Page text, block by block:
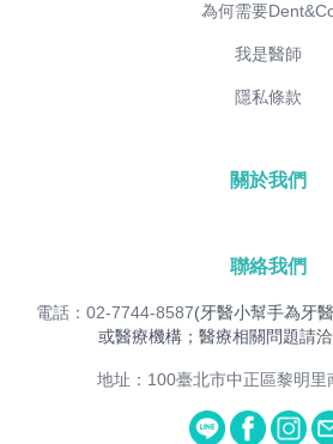
為何需要
我是醫師
隱私條款
關於我們
聯絡我們
電話：02-7744-8587(牙醫小幫手為牙
或醫療機構；醫療相關問題請
地址：100臺北市中正區黎明里